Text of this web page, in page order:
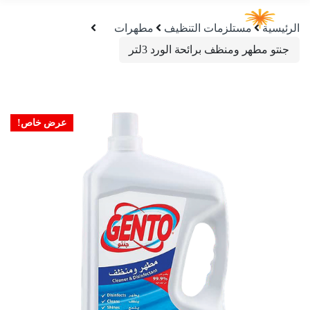
الرئيسية مستلزمات التنظيف
مطهرات
جنتو مطهر ومنظف برائحة الورد 3لتر
عرض خاص!